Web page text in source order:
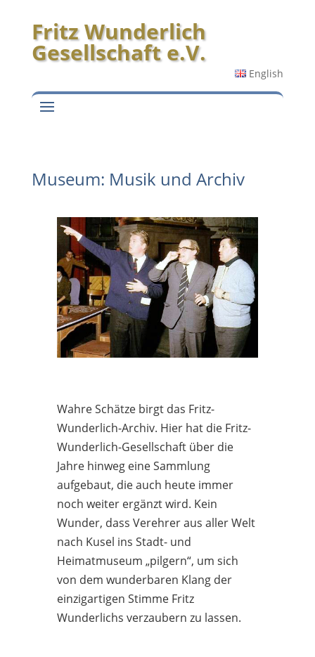
Fritz Wunderlich
Gesellschaft e.V.
English
Museum: Musik und Archiv
Wahre Schätze birgt das Fritz-
Wunderlich-Archiv. Hier hat die Fritz-
Wunderlich-Gesellschaft über die
Jahre hinweg eine Sammlung
aufgebaut, die auch heute immer
noch weiter ergänzt wird. Kein
Wunder, dass Verehrer aus aller Welt
nach Kusel ins Stadt- und
Heimatmuseum „pilgern“, um sich
von dem wunderbaren Klang der
einzigartigen Stimme Fritz
Wunderlichs verzaubern zu lassen.